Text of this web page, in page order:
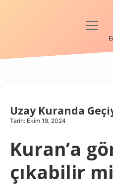
Anasayfa
Hakkımızda
Uzay Kuranda
Tarih: Ekim 19, 2024
Kuran’a
çıkabilir